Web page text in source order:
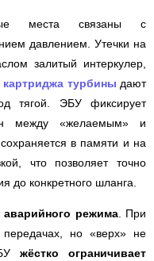
места связаны с
давлением. Утечки на
залитый интеркулер,
картриджа турбины дают
тягой. ЭБУ фиксирует
между «желаемым» и
в памяти и на
что позволяет точно
до конкретного шланга.
аварийного режима. При
но «верх» не
жёстко ограничивает